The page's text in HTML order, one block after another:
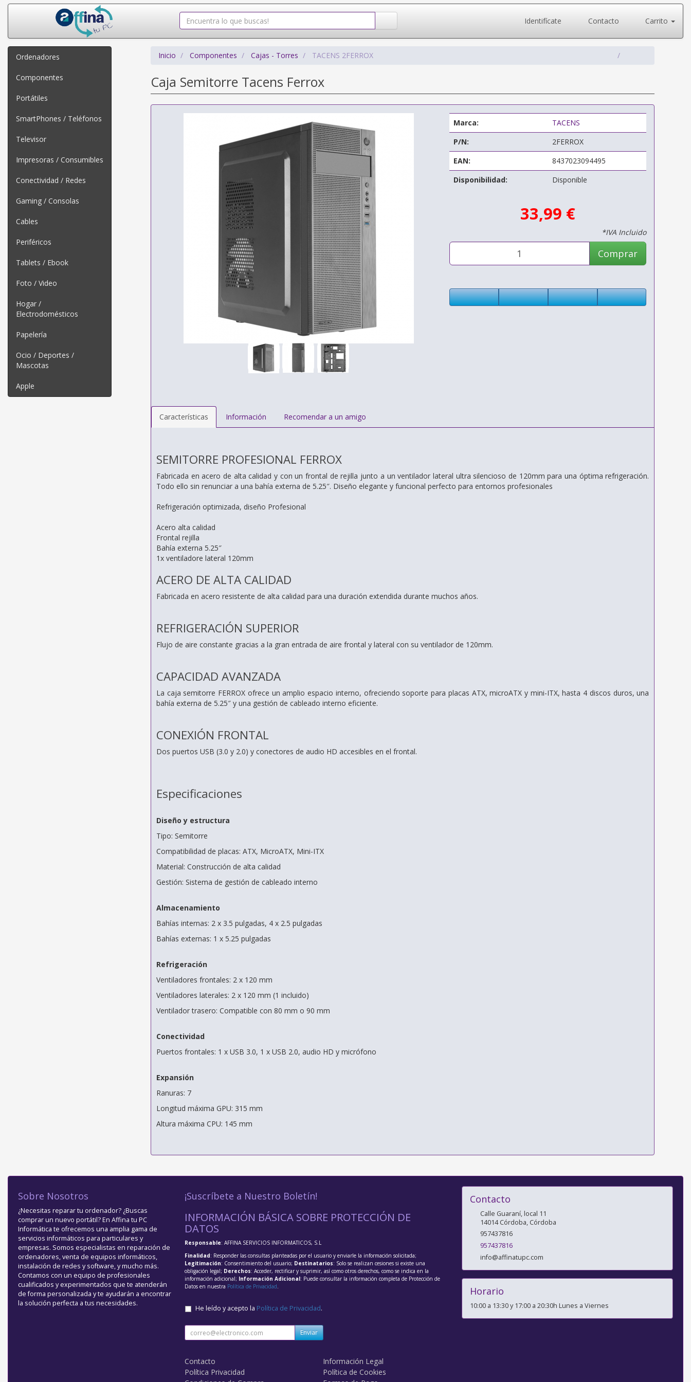
Identifícate Contacto Carrito
Ordenadores
Componentes
Portátiles
SmartPhones / Teléfonos
Televisor
Impresoras / Consumibles
Conectividad / Redes
Gaming / Consolas
Cables
Periféricos
Tablets / Ebook
Foto / Video
Hogar /
Electrodomésticos
Papelería
Ocio / Deportes /
Mascotas
Apple
Inicio Componentes Cajas - Torres TACENS 2FERROX
Caja Semitorre Tacens Ferrox
Marca:
TACENS
P/N:
2FERROX
EAN:
8437023094495
Disponibilidad:
Disponible
33,99 €
*IVA Incluido
Comprar
Características Información Recomendar a un amigo
SEMITORRE PROFESIONAL FERROX
Fabricada en acero de alta calidad y con un frontal de rejilla junto a un ventilador lateral ultra silencioso de 120mm para una óptima refrigeración.
Todo ello sin renunciar a una bahía externa de 5.25″. Diseño elegante y funcional perfecto para entornos profesionales
Refrigeración optimizada, diseño Profesional
Acero alta calidad
Frontal rejilla
Bahía externa 5.25″
1x ventiladore lateral 120mm
ACERO DE ALTA CALIDAD
Fabricada en acero resistente de alta calidad para una duración extendida durante muchos años.
REFRIGERACIÓN SUPERIOR
Flujo de aire constante gracias a la gran entrada de aire frontal y lateral con su ventilador de 120mm.
CAPACIDAD AVANZADA
La caja semitorre FERROX ofrece un amplio espacio interno, ofreciendo soporte para placas ATX, microATX y mini-ITX, hasta 4 discos duros, una
bahía externa de 5.25″ y una gestión de cableado interno eficiente.
CONEXIÓN FRONTAL
Dos puertos USB (3.0 y 2.0) y conectores de audio HD accesibles en el frontal.
Especificaciones
Diseño y estructura
Tipo: Semitorre
Compatibilidad de placas: ATX, MicroATX, Mini-ITX
Material: Construcción de alta calidad
Gestión: Sistema de gestión de cableado interno
Almacenamiento
Bahías internas: 2 x 3.5 pulgadas, 4 x 2.5 pulgadas
Bahías externas: 1 x 5.25 pulgadas
Refrigeración
Ventiladores frontales: 2 x 120 mm
Ventiladores laterales: 2 x 120 mm (1 incluido)
Ventilador trasero: Compatible con 80 mm o 90 mm
Conectividad
Puertos frontales: 1 x USB 3.0, 1 x USB 2.0, audio HD y micrófono
Expansión
Ranuras: 7
Longitud máxima GPU: 315 mm
Altura máxima CPU: 145 mm
Sobre Nosotros
¿Necesitas reparar tu ordenador? ¿Buscas
comprar un nuevo portátil? En Affina tu PC
Informática te ofrecemos una amplia gama de
servicios informáticos para particulares y
empresas. Somos especialistas en reparación de
ordenadores, venta de equipos informáticos,
instalación de redes y software, y mucho más.
Contamos con un equipo de profesionales
cualificados y experimentados que te atenderán
de forma personalizada y te ayudarán a encontrar
la solución perfecta a tus necesidades.
¡Suscríbete a Nuestro Boletín!
INFORMACIÓN BÁSICA SOBRE PROTECCIÓN DE
DATOS
Responsable: AFFINA SERVICIOS INFORMATICOS, S.L
Finalidad: Responder las consultas planteadas por el usuario y enviarle la información solicitada;
Legitimación: Consentimiento del usuario; Destinatarios: Solo se realizan cesiones si existe una
obligación legal; Derechos: Acceder, rectificar y suprimir, así como otros derechos, como se indica en la
información adicional; Información Adicional: Puede consultar la información completa de Protección de
Datos en nuestra Política de Privacidad.
He leído y acepto la Política de Privacidad.
Enviar
Contacto
Información Legal
Política Privacidad
Política de Cookies
Contacto
Calle Guaraní, local 11
14014 Córdoba, Córdoba
957437816
957437816
info@affinatupc.com
Horario
10:00 a 13:30 y 17:00 a 20:30h Lunes a Viernes